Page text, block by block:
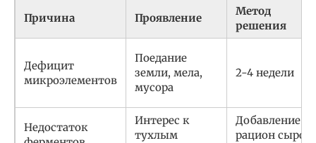
Причина Проявление
Метод
решения
Дефицит
микроэлементов
Поедание
земли, мела,
мусора
2-4 недели
Недостаток
Интерес к
тухлым
Добавление в
рацион